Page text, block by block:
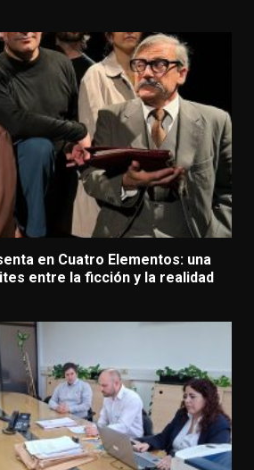
en Cuatro Elementos: una
entre la ficción y la realidad